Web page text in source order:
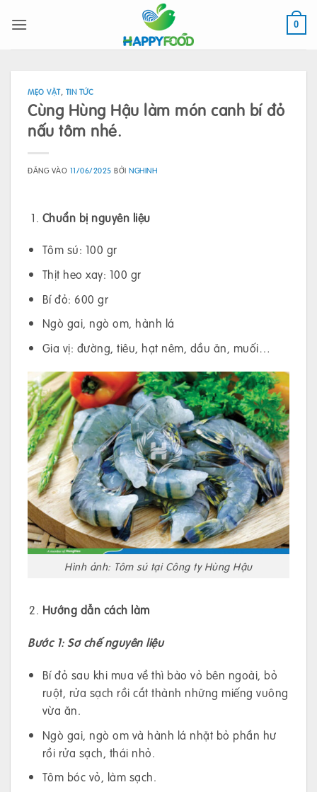
qua
0
MẸO VẶT, TIN TỨC
Cùng Hùng Hậu làm món canh bí đỏ
nấu tôm nhé.
ĐĂNG VÀO 11/06/2025 BỞINGHINH
Chuẩn bị nguyên liệu
Tôm sú: 100 gr
Thịt heo xay: 100 gr
Bí đỏ: 600 gr
Ngò gai, ngò om, hành lá
Gia vị: đường, tiêu, hạt nêm, dầu ăn, muối…
Hình ảnh: Tôm sú tại Công ty Hùng Hậu
Hướng dẫn cách làm
Bước 1: Sơ chế nguyên liệu
Bí đỏ sau khi mua về thì bào vỏ bên ngoài, bỏ
ruột, rửa sạch rồi cắt thành những miếng vuông
vừa ăn.
Ngò gai, ngò om và hành lá nhặt bỏ phần hư
rồi rửa sạch, thái nhỏ.
Tôm bóc vỏ, làm sạch.